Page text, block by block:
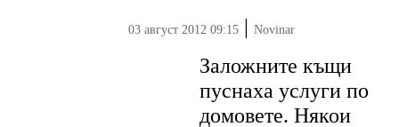
03 август 2012 09:15| Novinar
Заложните къщи
пуснаха услуги по
домовете. Някои